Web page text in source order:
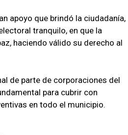
apoyo que brindó la ciudadanía,
tranquilo, en que la
haciendo válido su derecho al
de parte de corporaciones del
para cubrir con
en todo el municipio.